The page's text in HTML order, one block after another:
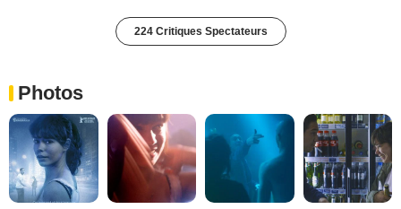
224 Critiques Spectateurs
Photos